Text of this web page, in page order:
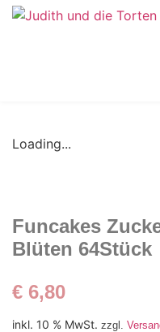
Loading...
Funcakes
Blüten 64Stück
€ 6,80
inkl. 10 % MwSt. zzgl.